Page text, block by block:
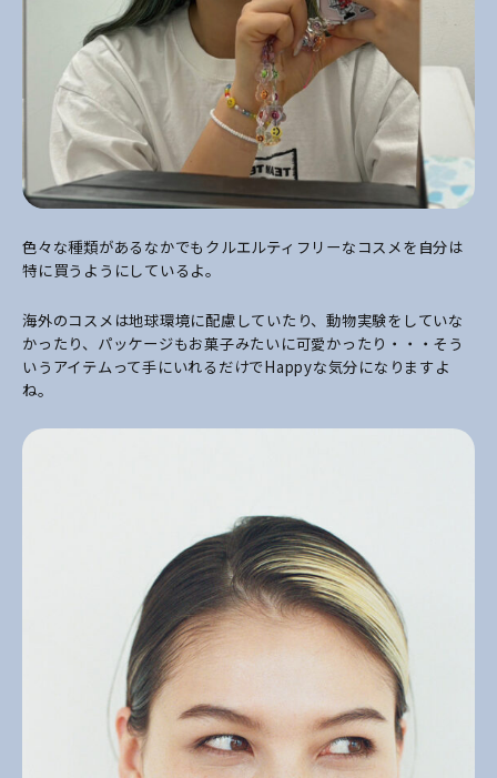
色々な種類があるなかでもクルエルティフリーなコスメを自分は
特に買うようにしているよ。
海外のコスメは地球環境に配慮していたり、動物実験をしていな
かったり、パッケージもお菓子みたいに可愛かったり・・・そう
いうアイテムって手にいれるだけでHappyな気分になりますよ
ね。